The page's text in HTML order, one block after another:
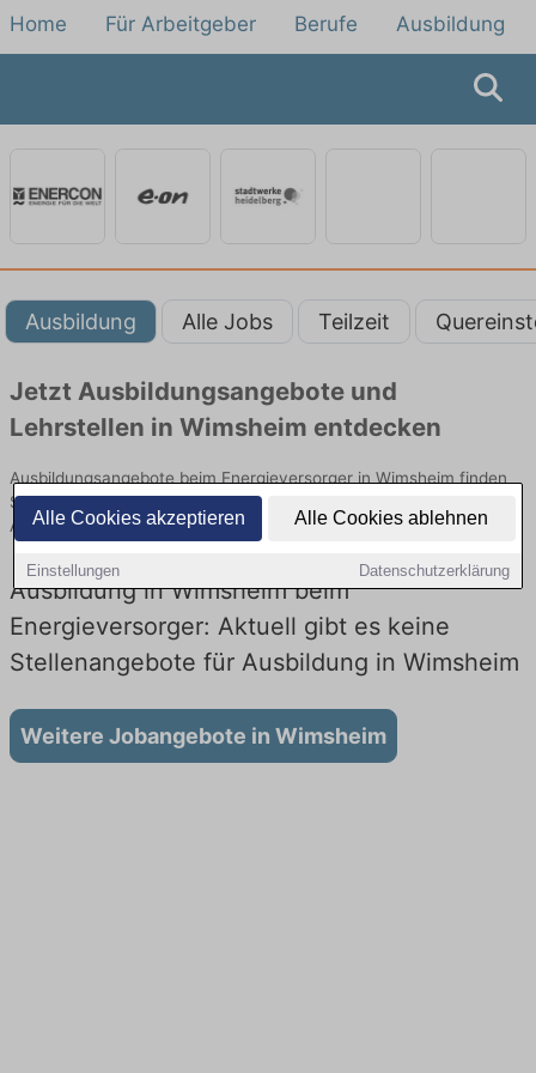
Alle Cookies akzeptieren Alle Cookies ablehnen
Einstellungen Datenschutzerklärung
Home Für Arbeitgeber Berufe Ausbildung
Ausbildung Alle Jobs Teilzeit
Jetzt Ausbildungsangebote und
Lehrstellen in Wimsheim entdecken
Ausbildungsangebote beim Energieversorger in Wimsheim finden
Sie von namhaften Firmen. Entdecken Sie freie Optionen von Top-
Arbeitgebern und bewerben Sie sich noch heute.
Ausbildung in Wimsheim beim
Energieversorger: Aktuell gibt es keine
Stellenangebote für Ausbildung in Wimsheim
Weitere Jobangebote in Wimsheim